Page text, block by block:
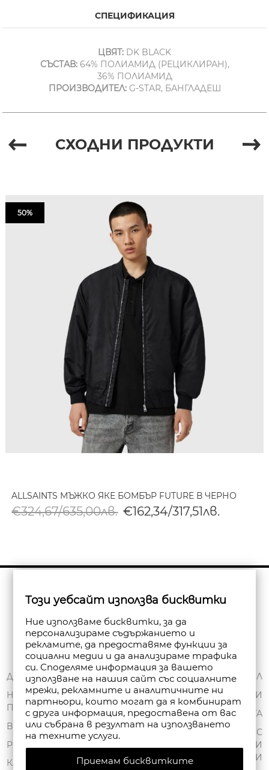
СПЕЦИФИКАЦИЯ
ЦВЯТ: DK BLACK
СЪСТАВ:64% ПОЛИАМИД (РЕЦИКЛИРАН),
36% ПОЛИАМИД
ПРОИЗВОДИТЕЛ:G-STAR, БАНГЛАДЕШ
СХОДНИ ПРОДУКТИ
50%
ALLSAINTS МЪЖКО ЯКЕ БОМБЪР FUTURE В ЧЕРНО
€324,67/635,00лв. €162,34/317,51лв.
Абониране
ДОСТАВКА
НАЧИНИ НА
ПЛАЩАНЕ
ВРЪЩАНЕ
РЕКЛАМАЦИИ
КАРТА НА САЙТА
ЗА НАС
ОБЩИ УСЛОВИЯ
ПОЛИТИКА ЗА
ПОВЕРИТЕЛНОСТ
FAN POINT CLUB
МАГАЗИНИ
МОЯТ ПРОФИЛ
ПОРЪЧКИ
ЧАНТА
СПИСЪК С
ЖЕЛАНИ
ПРОДУКТИ
Този уебсайт използва бисквитки
Ние използваме бисквитки, за да
персонализираме съдържанието и
рекламите, да предоставяме функции за
социални медии и да анализираме трафика
си. Споделяме информация за вашето
използване на нашия сайт със социалните
мрежи, рекламните и аналитичните ни
партньори, които могат да я комбинират
с друга информация, предоставена от вас
или събрана в резултат на използването
на техните услуги.
Приемам бисквитките